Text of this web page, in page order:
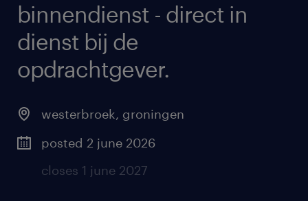
binnendienst - direct in
dienst bij de
opdrachtgever.
westerbroek, groningen
posted 2 june 2026
closes 1 june 2027